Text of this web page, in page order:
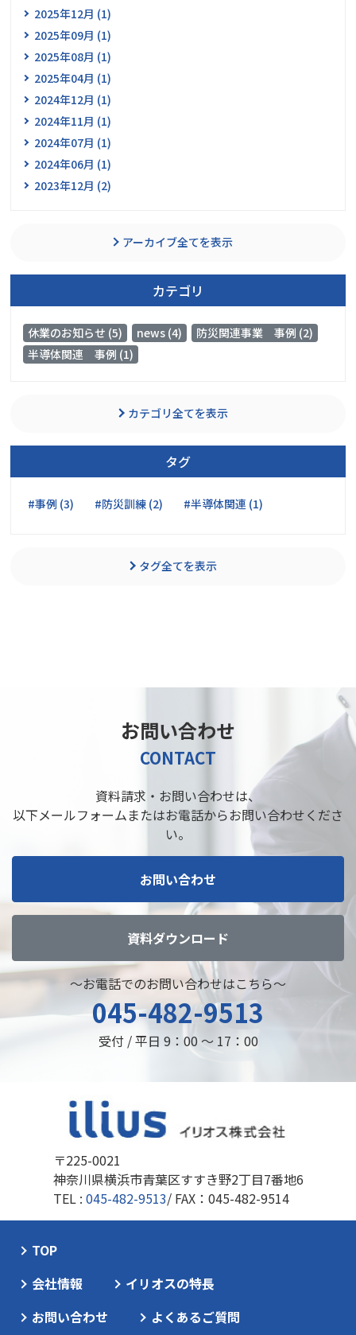
2025年12月 (1)
2025年09月 (1)
2025年08月 (1)
2025年04月 (1)
2024年12月 (1)
2024年11月 (1)
2024年07月 (1)
2024年06月 (1)
2023年12月 (2)
アーカイブ全てを表示
カテゴリ
休業のお知らせ (5) news (4)
防災関連事業 事例 (2)
半導体関連 事例 (1)
カテゴリ全てを表示
タグ
#事例 (3) #防災訓練 (2) #半導体関連 (1)
タグ全てを表示
お問い合わせ
CONTACT
資料請求・お問い合わせは、
以下メールフォームまたはお電話からお問い合わせくださ
い。
お問い合わせ
資料ダウンロード
～お電話でのお問い合わせはこちら～
045-482-9513
受付 / 平日 9：00 ～ 17：00
〒225-0021
神奈川県横浜市青葉区すすき野2丁目7番地6
TEL : 045-482-9513/ FAX：045-482-9514
TOP
会社情報
イリオスの特長
お問い合わせ
よくあるご質問